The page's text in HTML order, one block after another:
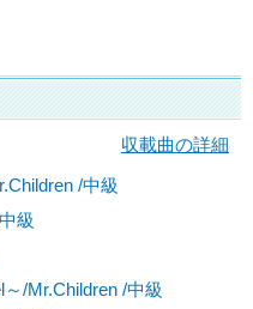
収載曲の詳細
/中級
級
～/Mr.Children /中級